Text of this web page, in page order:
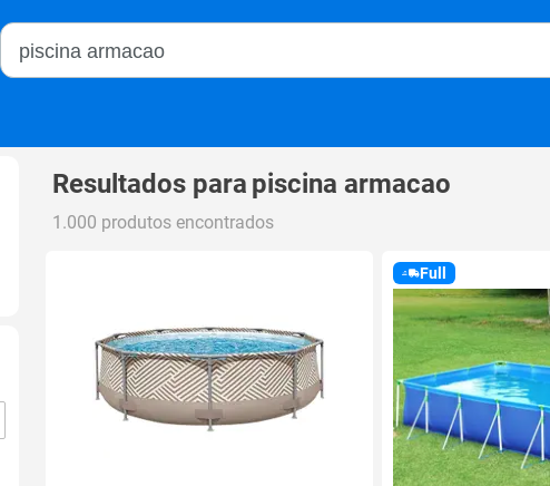
Buscar no Magalu
Resultados para piscina armacao
1.000 produtos encontrados
Full